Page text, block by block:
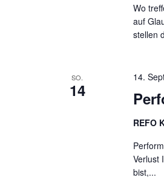
Wo
auf
stellen
SO.
14
14.
REFO
Verlust
bist,...